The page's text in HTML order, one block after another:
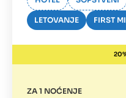
LETOVANJE FIRST
ZA 1 NOĆENJE